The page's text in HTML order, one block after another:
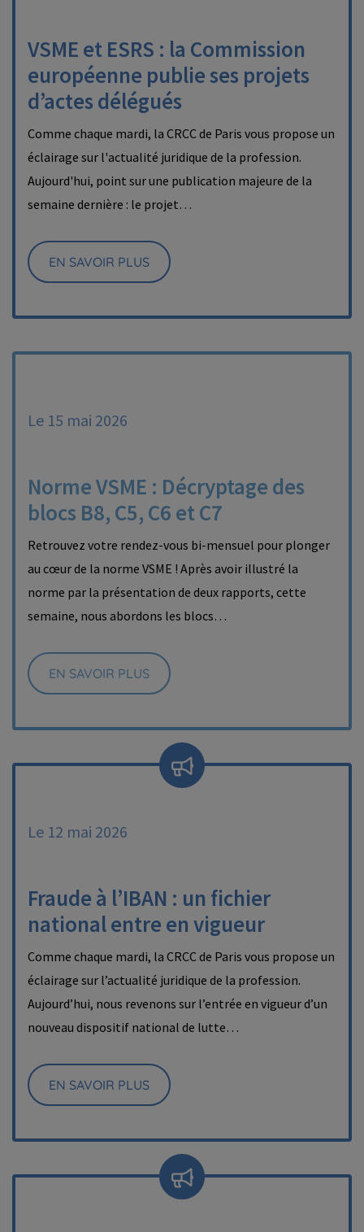
VSME et ESRS : la Commission
européenne publie ses projets
d’actes délégués
Comme chaque mardi, la CRCC de Paris vous propose un
éclairage sur l'actualité juridique de la profession.
Aujourd'hui, point sur une publication majeure de la
semaine dernière : le projet…
EN SAVOIR PLUS
Le 15 mai 2026
Norme VSME : Décryptage des
blocs B8, C5, C6 et C7
Retrouvez votre rendez-vous bi-mensuel pour plonger
au cœur de la norme VSME ! Après avoir illustré la
norme par la présentation de deux rapports, cette
semaine, nous abordons les blocs…
EN SAVOIR PLUS
Le 12 mai 2026
Fraude à l’IBAN : un fichier
national entre en vigueur
Comme chaque mardi, la CRCC de Paris vous propose un
éclairage sur l’actualité juridique de la profession.
Aujourd’hui, nous revenons sur l’entrée en vigueur d’un
nouveau dispositif national de lutte…
EN SAVOIR PLUS